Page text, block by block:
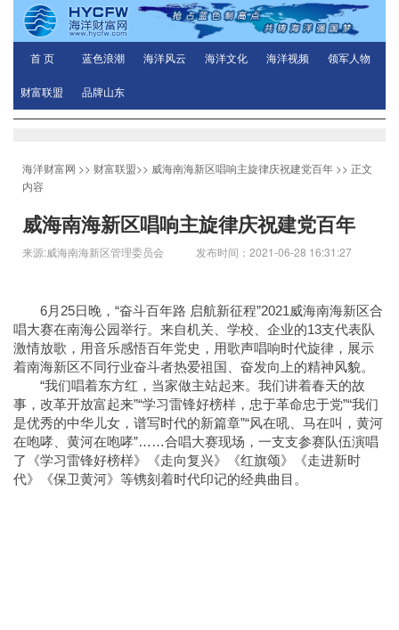
首 页 蓝色浪潮 海洋风云 海洋文化 海洋视频 领军人物
财富联盟 品牌山东
海洋财富网 >> 财富联盟>> 威海南海新区唱响主旋律庆祝建党百年 >> 正文
内容
威海南海新区唱响主旋律庆祝建党百年
来源:威海南海新区管理委员会 发布时间：2021-06-28 16:31:27
6月25日晚，“奋斗百年路 启航新征程”2021威海南海新区合
唱大赛在南海公园举行。来自机关、学校、企业的13支代表队
激情放歌，用音乐感悟百年党史，用歌声唱响时代旋律，展示
着南海新区不同行业奋斗者热爱祖国、奋发向上的精神风貌。
“我们唱着东方红，当家做主站起来。我们讲着春天的故
事，改革开放富起来”“学习雷锋好榜样，忠于革命忠于党”“我们
是优秀的中华儿女，谱写时代的新篇章”“风在吼、马在叫，黄河
在咆哮、黄河在咆哮”……合唱大赛现场，一支支参赛队伍演唱
了《学习雷锋好榜样》《走向复兴》《红旗颂》《走进新时
代》《保卫黄河》等镌刻着时代印记的经典曲目。